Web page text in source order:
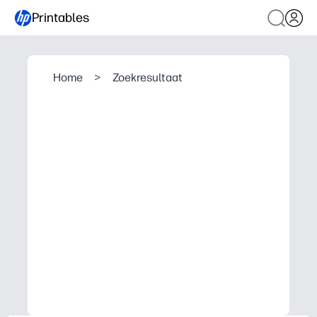
Printables
Home > Zoekresultaat